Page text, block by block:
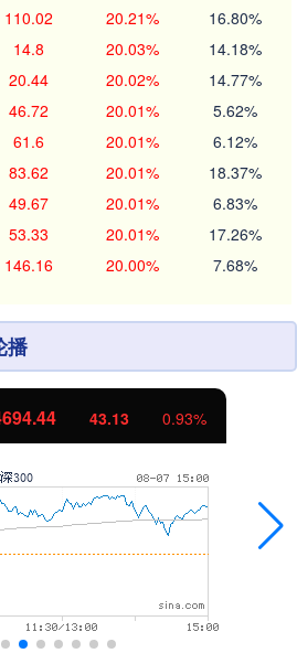
110.02 20.21% 16.80%
14.8 20.03% 14.18%
20.44 20.02% 14.77%
46.72 20.01% 5.62%
61.6 20.01% 6.12%
83.62 20.01% 18.37%
49.67 20.01% 6.83%
53.33 20.01% 17.26%
146.16 20.00% 7.68%
播
43.13 0.93%